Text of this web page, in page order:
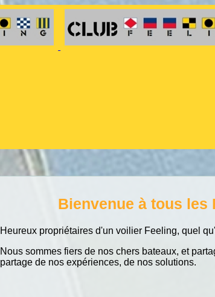
Bienvenue à tous les
Heureux propriétaires d'un voilier Feeling, quel
Nous sommes fiers de nos chers bateaux, et
partage de nos expériences, de nos solutions.